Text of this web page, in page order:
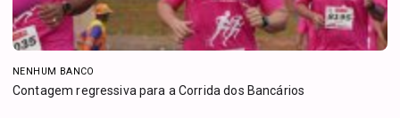
NENHUM BANCO
Contagem regressiva para a Corrida dos Bancários